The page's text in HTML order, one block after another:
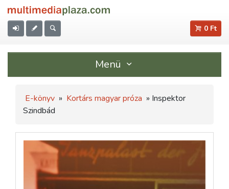
0 Ft
Menü
E-könyv » Kortárs magyar próza » Inspektor
Szindbád